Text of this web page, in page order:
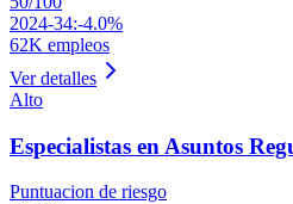
2024-34:-4.0%
62K empleos
Ver detalles
Alto
Especialistas en Asuntos
Puntuacion de riesgo